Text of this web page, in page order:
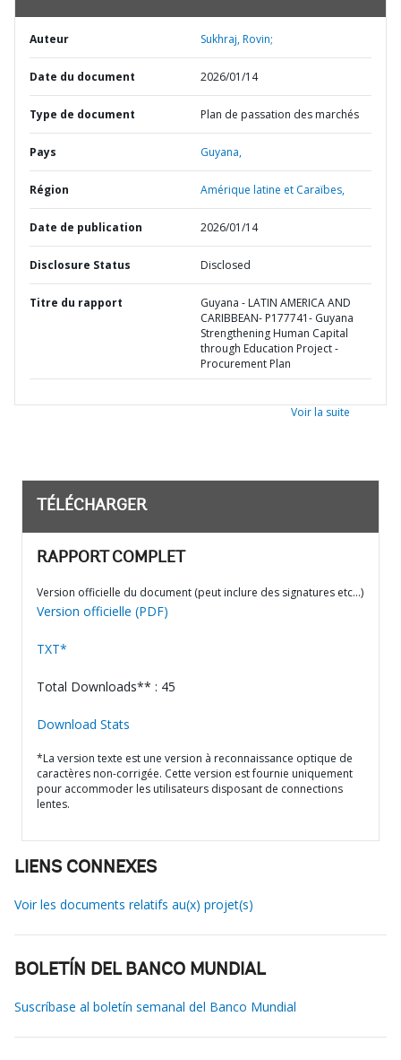
Auteur Sukhraj, Rovin;
Date du document 2026/01/14
Type de document Plan de passation des marchés
Pays Guyana,
Région Amérique latine et Caraïbes,
Date de publication 2026/01/14
Disclosure Status Disclosed
Titre du rapport
Guyana - LATIN AMERICA AND
CARIBBEAN- P177741- Guyana
Strengthening Human Capital
through Education Project -
Procurement Plan
Voir la suite
TÉLÉCHARGER
RAPPORT COMPLET
Version officielle du document (peut inclure des signatures etc…)
Version officielle (PDF)
TXT*
Total Downloads** : 45
Download Stats
*La version texte est une version à reconnaissance optique de
caractères non-corrigée. Cette version est fournie uniquement
pour accommoder les utilisateurs disposant de connections
lentes.
LIENS CONNEXES
Voir les documents relatifs au(x) projet(s)
BOLETÍN DEL BANCO MUNDIAL
Suscríbase al boletín semanal del Banco Mundial